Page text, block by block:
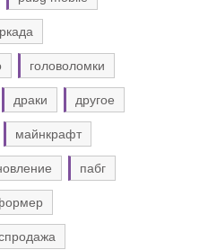
головоломки
драки другое
майнкрафт
пабг